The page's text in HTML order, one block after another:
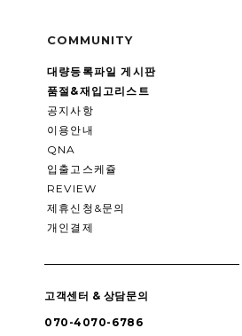
COMMUNITY
대량등록파일 게시판
품절&재입고리스트
공지사항
이용안내
QNA
입출고스케쥴
REVIEW
제휴신청&문의
개인결제
고객센터 & 상담문의
070-4070-6786